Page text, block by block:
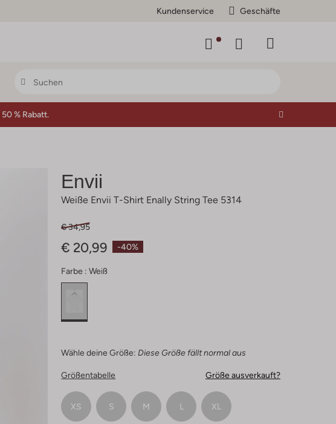
Kundenservice Geschäfte
50 % Rabatt.
Envii
Weiße Envii T-Shirt Enally String Tee 5314
-40%
€ 34,95
€ 20,99
Farbe : Weiß
Wähle deine Größe: Diese Größe fällt normal aus
Größentabelle Größe ausverkauft?
XS S M L XL